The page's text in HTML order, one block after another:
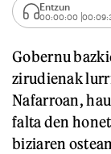
Entzun
00:00:00
Gobernu
zirudienak
Nafarroan,
falta den
biziaren